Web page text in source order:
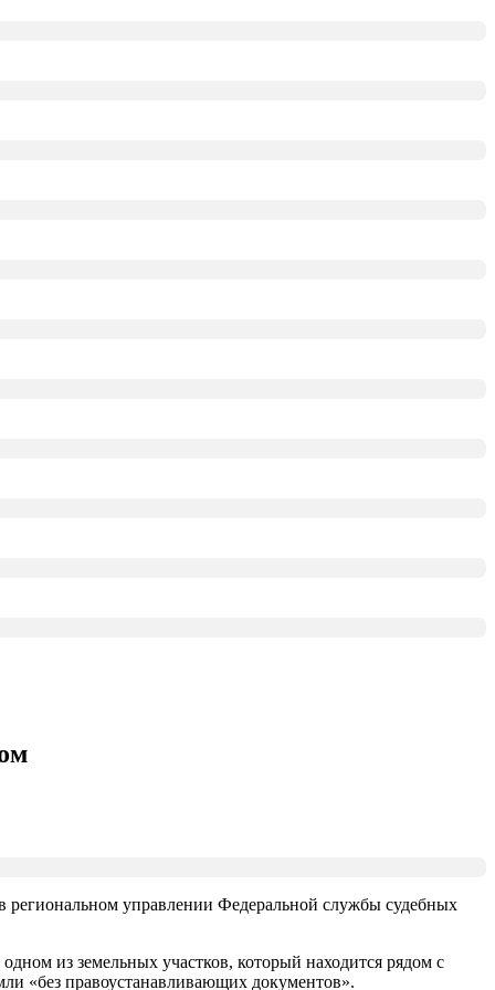
региональном управлении Федеральной службы судебных
из земельных участков, который находится рядом с
«без правоустанавливающих документов».